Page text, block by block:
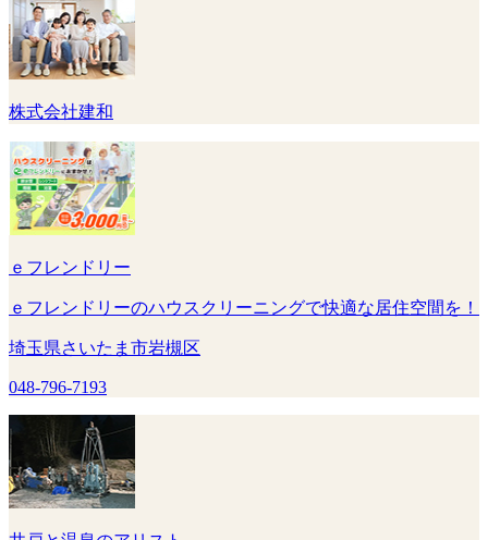
株式会社建和
ｅフレンドリー
ｅフレンドリーのハウスクリーニングで快適な居住空間を！
埼玉県さいたま市岩槻区
048-796-7193